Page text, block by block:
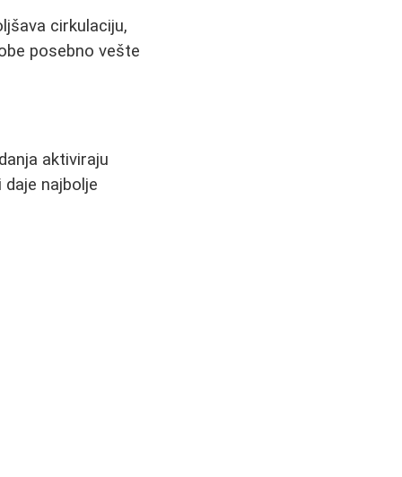
cirkulaciju,
posebno vešte
aktiviraju
najbolje